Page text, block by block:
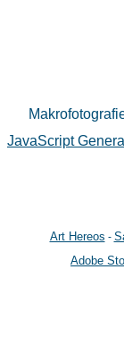
JavaScript
Art Hereos -
Adobe